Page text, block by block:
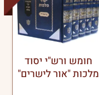
חומש ורש"י יסוד
מלכות "אור לישרים"